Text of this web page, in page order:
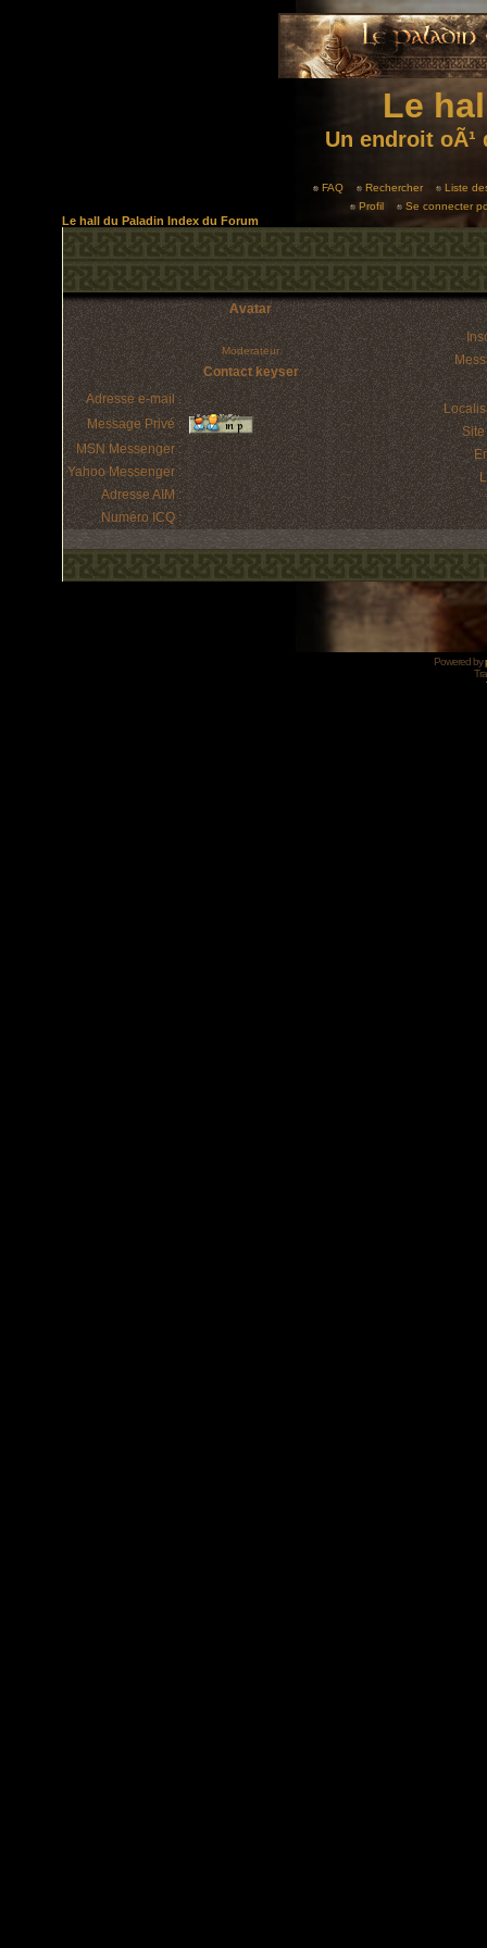
Le
Un endroit
FAQ Rechercher
Liste
Profil
Se connecter
Le hall du Paladin Index du Forum
Avatar
Moderateur
Contact keyser
Adresse e-mail :
Message Privé :
MSN Messenger :
Yahoo Messenger :
Adresse AIM :
Numéro ICQ :
Powered by